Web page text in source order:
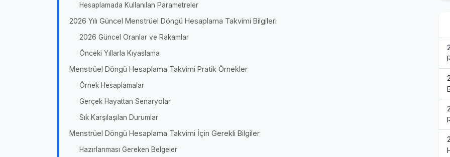
Hesaplamada Kullanılan Parametreler
2026 Yılı Güncel Menstrüel Döngü Hesaplama Takvimi Bilgileri
2026 Güncel Oranlar ve Rakamlar
Önceki Yıllarla Kıyaslama
Menstrüel Döngü Hesaplama Takvimi Pratik Örnekler
Örnek Hesaplamalar
Gerçek Hayattan Senaryolar
Sık Karşılaşılan Durumlar
Menstrüel Döngü Hesaplama Takvimi İçin Gerekli Bilgiler
Hazırlanması Gereken Belgeler